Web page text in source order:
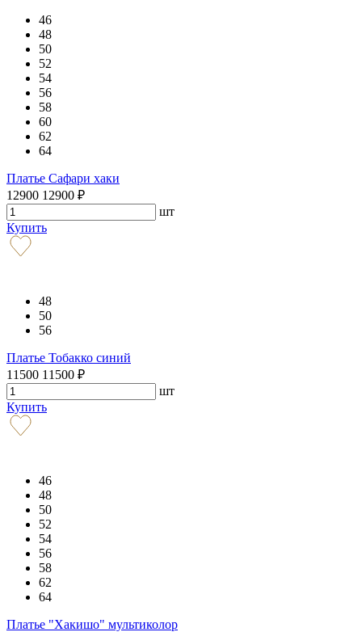
46
48
50
52
54
56
58
60
62
64
Платье Сафари хаки
12900 12900 ₽
шт
Купить
48
50
56
Платье Тобакко синий
11500 11500 ₽
шт
Купить
46
48
50
52
54
56
58
62
64
Платье "Хакишо" мультиколор